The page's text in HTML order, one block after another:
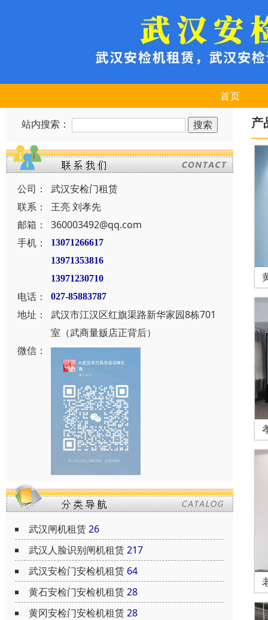
首页
站内搜索：
公司：
武汉安检门租赁
联系：
王亮 刘孝先
邮箱：
360003492@qq.com
手机：
13071266617
13971353816
13971230710
电话： 027-85883787
地址：
武汉市江汉区红旗渠路新华家园8栋701
室（武商量贩店正背后）
微信：
武汉闸机租赁26
武汉人脸识别闸机租赁217
武汉安检门安检机租赁 64
黄石安检门安检机租赁28
黄冈安检门安检机租赁28
产